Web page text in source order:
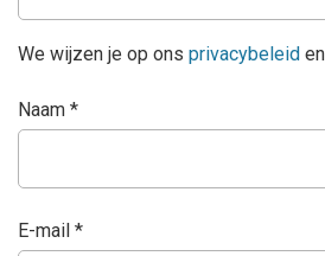
We wijzen je op ons privacybeleid
Naam *
E-mail *